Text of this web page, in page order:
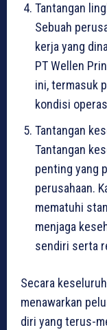
Tantangan
Sebuah
kerja yang
PT Wellen
ini, termasuk
kondisi
Tantangan
Tantangan
penting yang
perusahaan.
mematuhi
menjaga
sendiri serta
Secara
menawarkan
diri yang terus-